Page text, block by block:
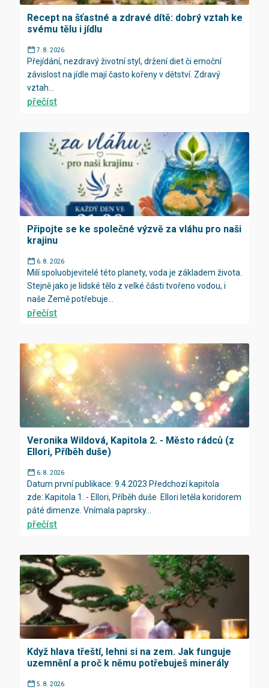
Recept na šťastné a zdravé dítě: dobrý vztah ke
svému tělu i jídlu
7. 8. 2026
Přejídání, nezdravý životní styl, držení diet či emoční
závislost na jídle mají často kořeny v dětství. Zdravý
vztah...
přečíst
Připojte se ke společné výzvě za vláhu pro naši
krajinu
6. 8. 2026
Milí spoluobjevitelé této planety, voda je základem života.
Stejně jako je lidské tělo z velké části tvořeno vodou, i
naše Země potřebuje...
přečíst
Veronika Wildová, Kapitola 2. - Město rádců (z
Ellori, Příběh duše)
6. 8. 2026
Datum první publikace: 9.4.2023 Předchozí kapitola
zde: Kapitola 1. - Ellori, Příběh duše Ellori letěla koridorem
páté dimenze. Vnímala paprsky...
přečíst
Když hlava třeští, lehni si na zem. Jak funguje
uzemnění a proč k němu potřebuješ minerály
5. 8. 2026